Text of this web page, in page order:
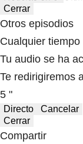
Cerrar
Otros episodios
Cualquier
Tu audio se ha
Te redirigiremos
5 "
Directo
Cancelar
Cerrar
Compartir